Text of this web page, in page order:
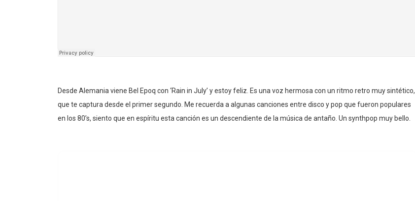
Desde Alemania viene Bel Epoq con ‘Rain in July’ y estoy feliz. Es una voz hermosa con un ritmo retro muy sintético,
que te captura desde el primer segundo. Me recuerda a algunas canciones entre disco y pop que fueron populares
en los 80’s, siento que en espíritu esta canción es un descendiente de la música de antaño. Un synthpop muy bello.